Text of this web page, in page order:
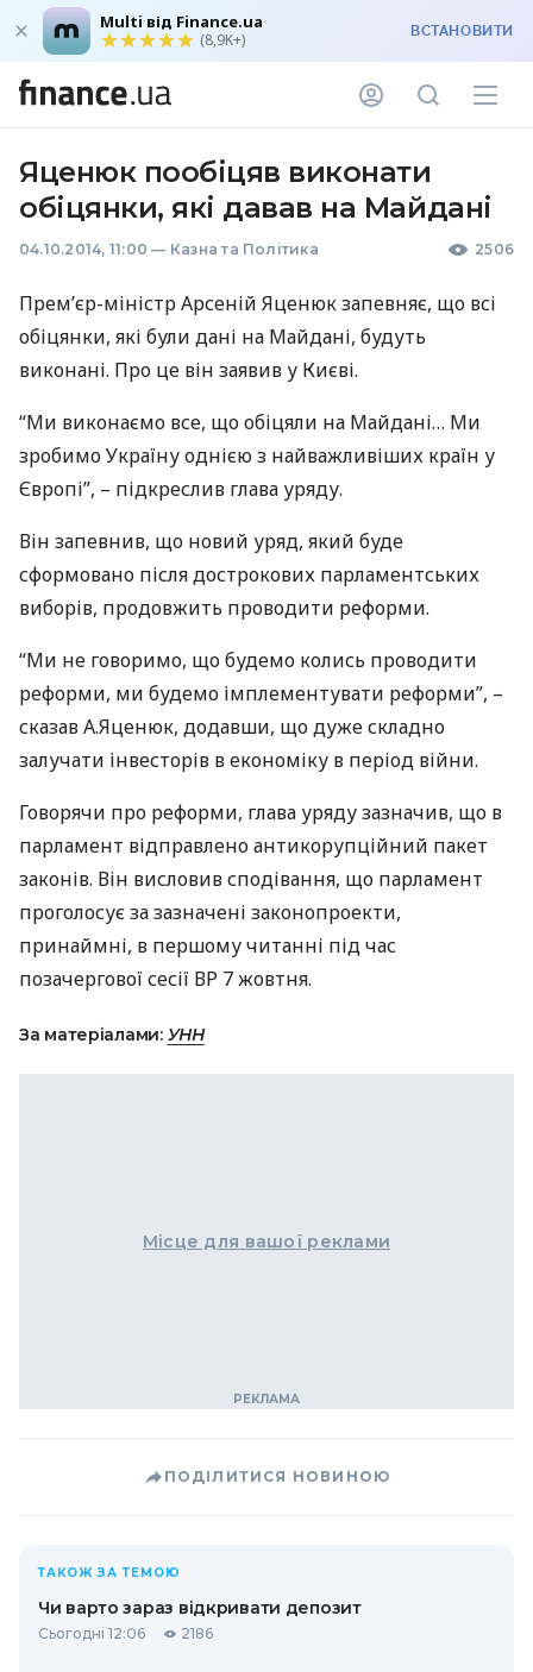
Multi від Finance.ua
(8,9K+) ВСТАНОВИТИ
Яценюк пообіцяв виконати
обіцянки, які давав на Майдані
04.10.2014, 11:00 — Казна та Політика 2506
Прем’єр-міністр Арсеній Яценюк запевняє, що всі
обіцянки, які були дані на Майдані, будуть
виконані. Про це він заявив у Києві.
“Ми виконаємо все, що обіцяли на Майдані… Ми
зробимо Україну однією з найважливіших країн у
Європі”, – підкреслив глава уряду.
Він запевнив, що новий уряд, який буде
сформовано після дострокових парламентських
виборів, продовжить проводити реформи.
“Ми не говоримо, що будемо колись проводити
реформи, ми будемо імплементувати реформи”, –
сказав А.Яценюк, додавши, що дуже складно
залучати інвесторів в економіку в період війни.
Говорячи про реформи, глава уряду зазначив, що в
парламент відправлено антикорупційний пакет
законів. Він висловив сподівання, що парламент
проголосує за зазначені законопроекти,
принаймні, в першому читанні під час
позачергової сесії ВР 7 жовтня.
За матеріалами: УНН
Місце для вашої реклами
ПОДІЛИТИСЯ НОВИНОЮ
ТАКОЖ ЗА ТЕМОЮ
Чи варто зараз відкривати депозит
Сьогодні 12:06 2186